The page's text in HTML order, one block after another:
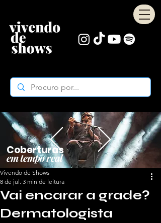
Coberturas
em tempo real
Vai encarar a grade?
Dermatologista
Vivendo de Shows
8 de jul. 3 min de leitura